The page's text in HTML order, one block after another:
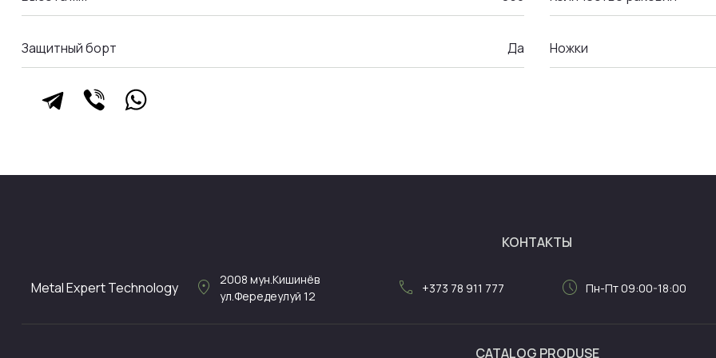
Защитный борт Да Ножки
КОНТАКТЫ
Metal Expert Technology location_on 2008 мун.Кишинёв
ул.Фередеулуй 12
call +373 78 911 777 schedule Пн-Пт 09:00-18:00
CATALOG PRODUSE